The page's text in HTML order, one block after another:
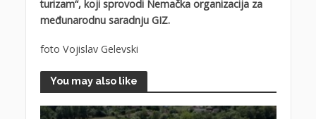
turizam“, koji sprovodi Nemačka organizacija za
međunarodnu saradnju GIZ.
foto Vojislav Gelevski
You may also like